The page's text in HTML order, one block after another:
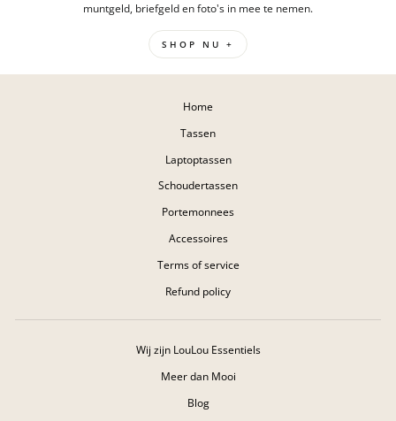
muntgeld, briefgeld en foto's in mee te nemen.
SHOP NU +
Home
Tassen
Laptoptassen
Schoudertassen
Portemonnees
Accessoires
Terms of service
Refund policy
Wij zijn LouLou Essentiels
Meer dan Mooi
Blog